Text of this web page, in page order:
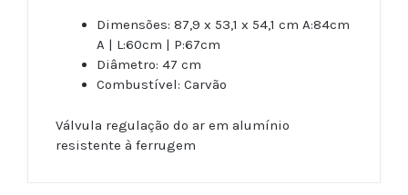
Dimensões: 87,9 x 53,1 x 54,1 cm A:84cm
A | L:60cm | P:67cm
Diâmetro: 47 cm
Combustível: Carvão
Válvula regulação do ar em alumínio
resistente à ferrugem